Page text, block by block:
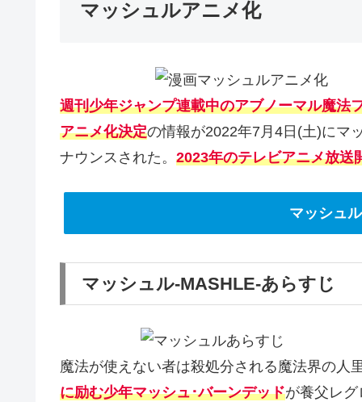
マッシュルアニメ化
週刊少年ジャンプ連載中のアブノーマル魔法
アニメ化決定の情報が2022年7月4日(土)にマ
ナウンスされた。 2023年のテレビアニメ放送
マッシュ
マッシュル-MASHLE-あらすじ
魔法が使えない者は殺処分される魔法界の人
に励む少年マッシュ･バーンデッドが養父レ